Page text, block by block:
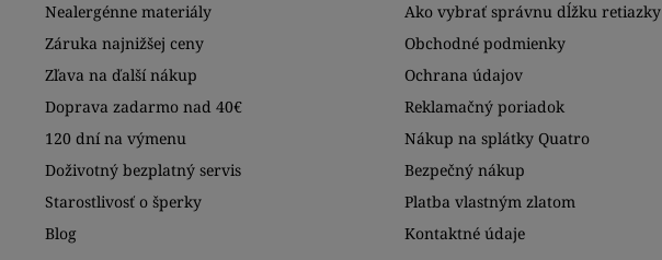
Nealergénne materiály
Záruka najnižšej ceny
Zľava na ďalší nákup
Doprava zadarmo nad 40€
120 dní na výmenu
Doživotný bezplatný servis
Starostlivosť o šperky
Blog
Ako vybrať správnu dĺžku retiazky
Obchodné podmienky
Ochrana údajov
Reklamačný poriadok
Nákup na splátky Quatro
Bezpečný nákup
Platba vlastným zlatom
Kontaktné údaje